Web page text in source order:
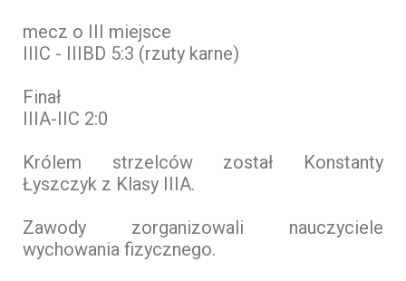
mecz o III miejsce
IIIC - IIIBD 5:3 (rzuty karne)
Finał
IIIA-IIC 2:0
Królem strzelców został Konstanty
Łyszczyk z Klasy IIIA.
Zawody zorganizowali nauczyciele
wychowania fizycznego.